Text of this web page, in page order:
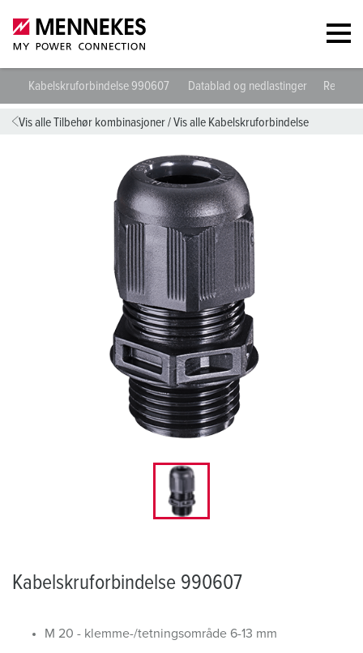
Kabelskruforbindelse 990607 Datablad og nedlastinger
Vis alle Tilbehør kombinasjoner/Vis alle Kabelskruforbindelse
Kabelskruforbindelse 990607
M 20 - klemme-/tetningsområde 6-13 mm